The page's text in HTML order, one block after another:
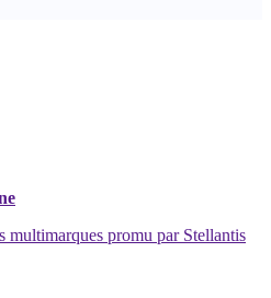
multimarques promu par Stellantis